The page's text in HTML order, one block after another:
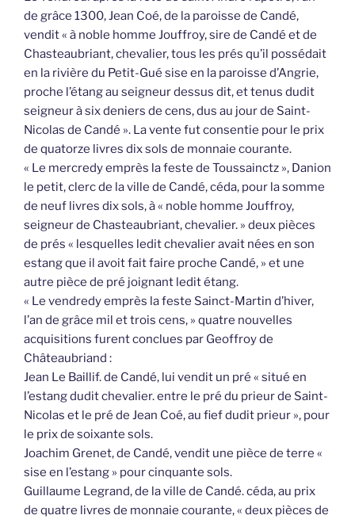
de grâce 1300, Jean Coé, de la paroisse de Candé,
vendit « à noble homme Jouffroy, sire de Candé et de
Chasteaubriant, chevalier, tous les prés qu’il possédait
en la rivière du Petit-Gué sise en la paroisse d’Angrie,
proche l’étang au seigneur dessus dit, et tenus dudit
seigneur à six deniers de cens, dus au jour de Saint-
Nicolas de Candé ». La vente fut consentie pour le prix
de quatorze livres dix sols de monnaie courante.
« Le mercredy emprès la feste de Toussainctz », Danion
le petit, clerc de la ville de Candé, céda, pour la somme
de neuf livres dix sols, à « noble homme Jouffroy,
seigneur de Chasteaubriant, chevalier. » deux pièces
de prés « lesquelles ledit chevalier avait nées en son
estang que il avoit fait faire proche Candé, » et une
autre pièce de pré joignant ledit étang.
« Le vendredy emprès la feste Sainct-Martin d’hiver,
l’an de grâce mil et trois cens, » quatre nouvelles
acquisitions furent conclues par Geoffroy de
Châteaubriand :
Jean Le Baillif. de Candé, lui vendit un pré « situé en
l’estang dudit chevalier. entre le pré du prieur de Saint-
Nicolas et le pré de Jean Coé, au fief dudit prieur », pour
le prix de soixante sols.
Joachim Grenet, de Candé, vendit une pièce de terre «
sise en l’estang » pour cinquante sols.
Guillaume Legrand, de la ville de Candé. céda, au prix
de quatre livres de monnaie courante, « deux pièces de